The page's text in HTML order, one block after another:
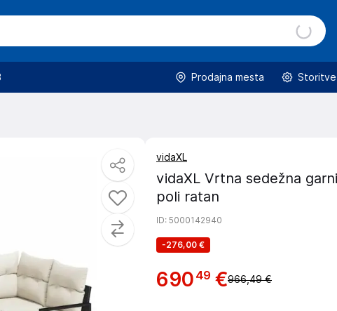
Prodajna mesta Storitve
vidaXL
vidaXL Vrtna sedežna
poli ratan
ID: 5000142940
-276,00 €
690 49 €966,49 €